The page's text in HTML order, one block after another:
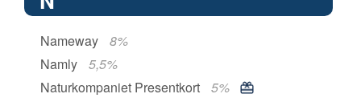
Nameway
8%
Namly
5,5%
Naturkompaniet Presentkort
5%